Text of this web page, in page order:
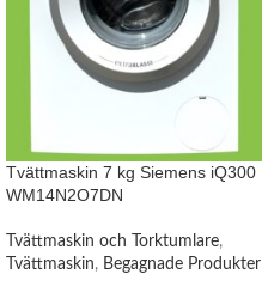
Tvättmaskin 7 kg Siemens iQ300
WM14N2O7DN
Tvättmaskin och Torktumlare,
Tvättmaskin, Begagnade Produkter